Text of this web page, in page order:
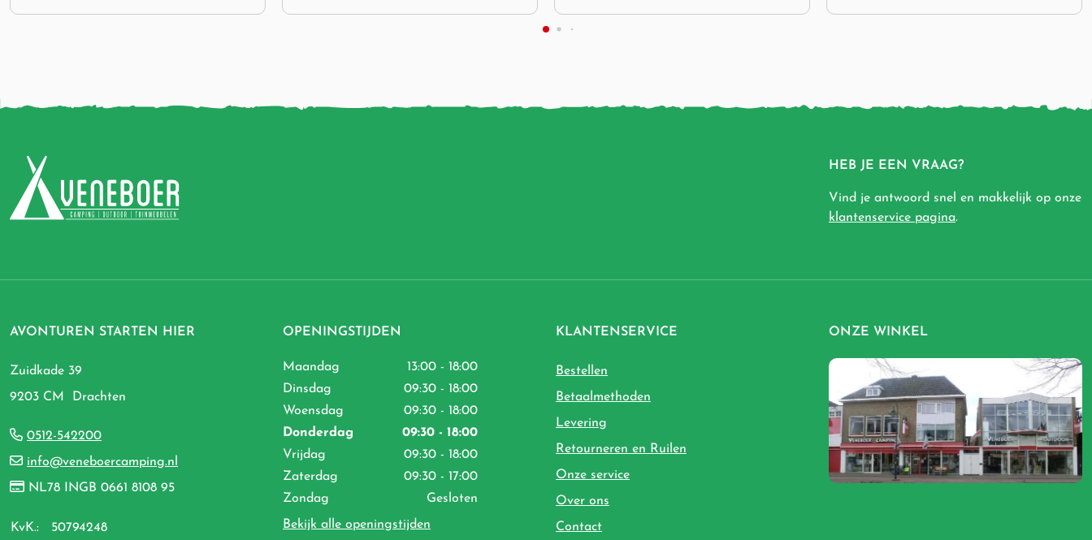
HEB JE EEN VRAAG?
Vind je antwoord snel en makkelijk op onze
klantenservice pagina.
AVONTUREN STARTEN HIER
Zuidkade 39
9203 CM Drachten
0512-542200
info@veneboercamping.nl
NL78 INGB 0661 8108 95
KvK.: 50794248
OPENINGSTIJDEN
Maandag
13:00 - 18:00
Dinsdag
09:30 - 18:00
Woensdag
09:30 - 18:00
Donderdag
09:30 - 18:00
Vrijdag
09:30 - 18:00
Zaterdag
09:30 - 17:00
Zondag
Gesloten
Bekijk alle openingstijden
KLANTENSERVICE
Bestellen
Betaalmethoden
Levering
Retourneren en Ruilen
Onze service
Over ons
Contact
ONZE WINKEL